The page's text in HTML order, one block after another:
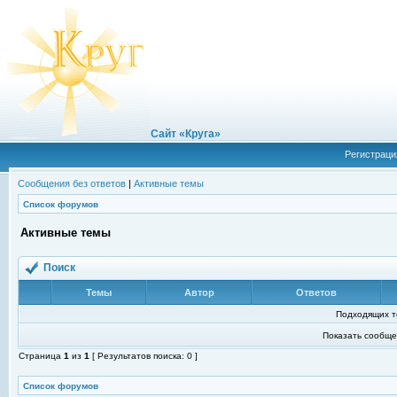
Сайт «Круга»
Сообщения без ответов | Активные темы
Список форумов
Активные темы
Поиск
Темы Автор Ответов
Подходящих
Показать
Страница 1 из 1 [ Результатов поиска: 0 ]
Список форумов